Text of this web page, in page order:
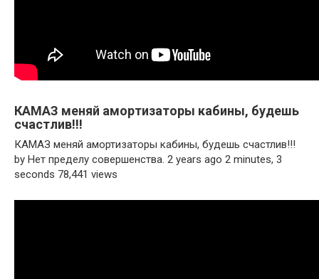
КАМАЗ меняй амортизаторы кабины, будешь
счастлив!!!
КАМАЗ меняй амортизаторы кабины, будешь счастлив!!!
by Нет пределу совершенства. 2 years ago 2 minutes, 3
seconds 78,441 views